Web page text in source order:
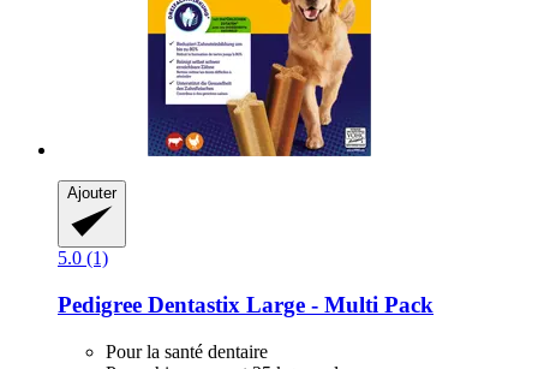
Ajouter
5.0 (1)
Pedigree Dentastix Large -​ Multi Pack
Pour la santé dentaire